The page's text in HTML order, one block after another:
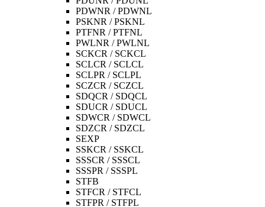
PDWNR / PDWNL
PSKNR / PSKNL
PTFNR / PTFNL
PWLNR / PWLNL
SCKCR / SCKCL
SCLCR / SCLCL
SCLPR / SCLPL
SCZCR / SCZCL
SDQCR / SDQCL
SDUCR / SDUCL
SDWCR / SDWCL
SDZCR / SDZCL
SEXP
SSKCR / SSKCL
SSSCR / SSSCL
SSSPR / SSSPL
STFB
STFCR / STFCL
STFPR / STFPL